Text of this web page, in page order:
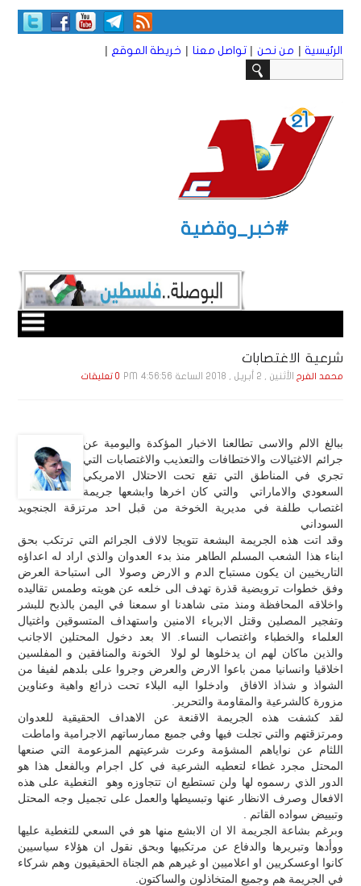
الرئيسية | من نحن | تواصل معنا | خريطة الموقع |
#خبر_وقضية
شرعية الاغتصابات
محمد الفرح الأثنين , 2 أبـريـل , 2018 الساعة 4:56:56 PM 0 تعليقات
ببالغ الالم والاسى تطالعنا الاخبار المؤكدة واليومية عن
جرائم الاغتيالات والاختطافات والتعذيب والاغتصابات التي
تجري في المناطق التي تقع تحت الاحتلال الامريكي
السعودي والاماراتي والتي كان اخرها وابشعها جريمة
اغتصاب طلفة في مديرية الخوخة من قبل احد مرتزقة الجنجويد
السوداني
وقد اتت هذه الجريمة البشعة تتويجا لالاف الجرائم التي ترتكب بحق
ابناء هذا الشعب المسلم الطاهر منذ بدء العدوان والذي اراد له اعداؤه
التاريخيين ان يكون مستباح الدم و الارض وصولا الى استباحة العرض
وفق خطوات ترويضية قذرة تهدف الى خلعه عن هويته وطمس تقاليده
واخلاقه المحافظة ومنذ متى شاهدنا او سمعنا في اليمن بالذبح للبشر
وتفجير المصلين وقتل الابرياء الامنين واستهداف المتسوقين واغتيال
العلماء والخطباء واغتصاب النساء. الا بعد دخول المحتلين الاجانب
والذين ماكان لهم ان يدخلوها لو لولا الخونة والمنافقين و المفلسين
اخلاقيا وانسانيا ممن باعوا الارض والعرض وجروا على بلدهم لفيفا من
الشواذ و شذاذ الافاق وادخلوا اليه البلاء تحت ذرائع واهية وعناوين
مزورة كالشرعية والمقاومة والتحرير.
لقد كشفت هذه الجريمة الاقنعة عن الاهداف الحقيقية للعدوان
ومرتزقتهم والتي تجلت فيها وفي جميع ممارساتهم الاجرامية واماطت
اللثام عن نواياهم المشؤمة وعرت شرعيتهم المزعومة التي صنعها
المحتل مجرد غطاء لتعطيه الشرعية في كل اجرام وبالفعل هذا هو
الدور الذي رسموه لها ولن تستطيع ان تتجاوزه وهو التغطية على هذه
الافعال وصرف الانظار عنها وتبسيطها والعمل على تجميل وجه المحتل
وتبييض سواده القاتم .
وبرغم بشاعة الجريمة الا ان الابشع منها هو في السعي للتغطية عليها
ووأدها وتبريرها والدفاع عن مرتكبيها وبحق نقول ان هؤلاء سياسيين
كانوا اوعسكريين او اعلاميين او غيرهم هم الجناة الحقيقيون وهم شركاء
في الجريمة هم وجميع المتخاذلون والساكتون.